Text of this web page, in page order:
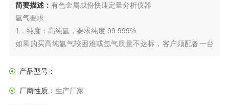
简要描述： 有色金属成份快速定量分析仪器
氩气要求
1．纯度：高纯氩，要求纯度 99.999%
如果购买高纯氩气较困难或氩气质量不达标，客户须配备一台
0.5MPa，需选择相配的减压阀(仪器已配置)。
产品型号：
厂商性质： 生产厂家